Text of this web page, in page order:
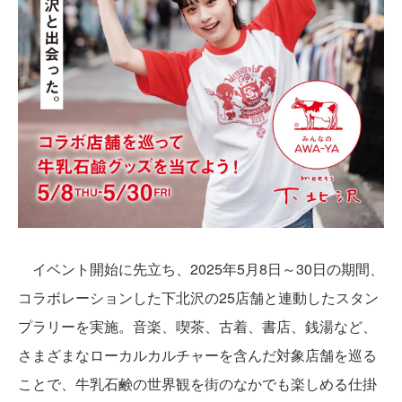
イベント開始に先立ち、2025年5月8日～30日の期間、
コラボレーションした下北沢の25店舗と連動したスタン
プラリーを実施。音楽、喫茶、古着、書店、銭湯など、
さまざまなローカルカルチャーを含んだ対象店舗を巡る
ことで、牛乳石鹸の世界観を街のなかでも楽しめる仕掛